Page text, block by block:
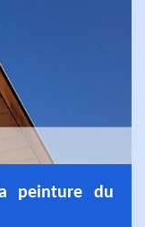
peinture du